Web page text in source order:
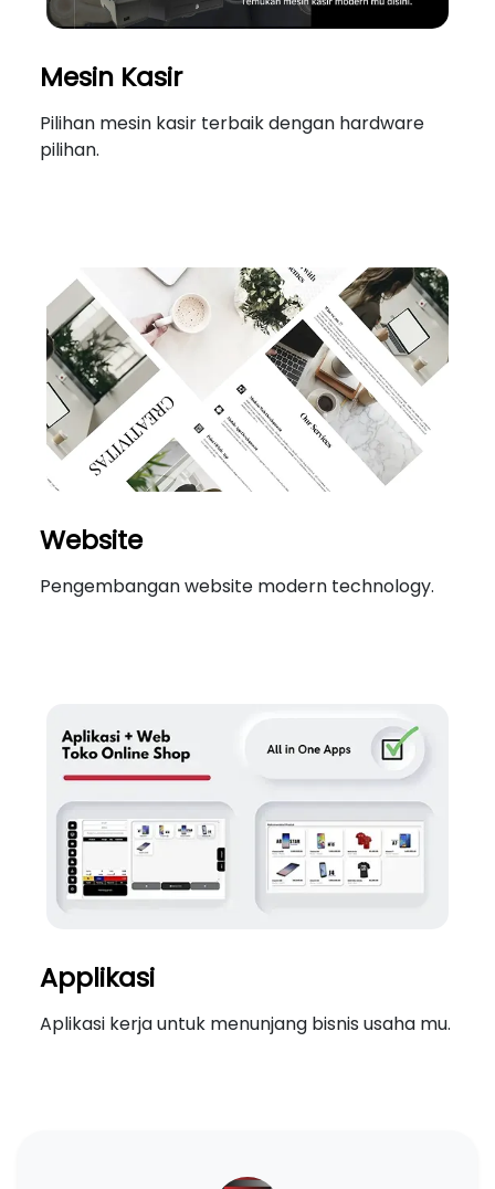
Mesin Kasir
Pilihan mesin kasir terbaik dengan hardware
pilihan.
Website
Pengembangan website modern technology.
Applikasi
Aplikasi kerja untuk menunjang bisnis usaha mu.